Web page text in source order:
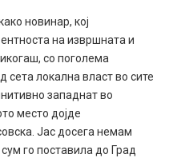
новинар, кој
на извршната и
со поголема
сета локална власт во сите
западнат во
место дојде
Јас досега немам
го поставила до Град